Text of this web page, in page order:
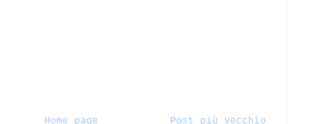
Post più vecchio
Home page